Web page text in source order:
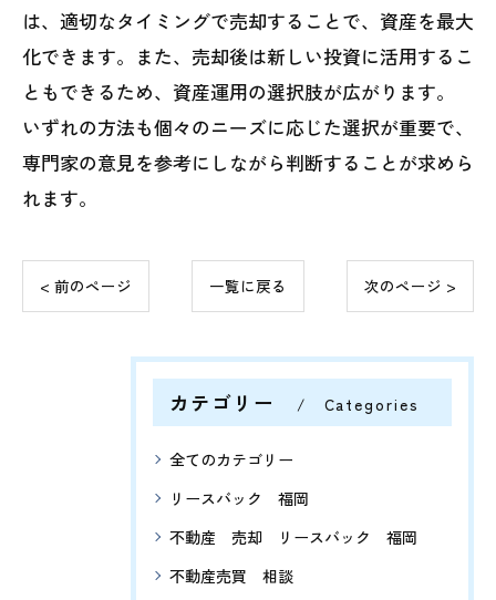
は、適切なタイミングで売却することで、資産を最大
化できます。また、売却後は新しい投資に活用するこ
ともできるため、資産運用の選択肢が広がります。
いずれの方法も個々のニーズに応じた選択が重要で、
専門家の意見を参考にしながら判断することが求めら
れます。
< 前のページ 一覧に戻る 次のページ >
カテゴリー Categories
全てのカテゴリー
リースバック 福岡
不動産 売却 リースバック 福岡
不動産売買 相談